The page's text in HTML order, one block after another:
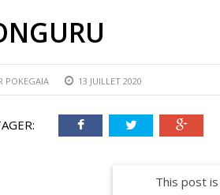
POKEGAIA 13 JUILLET 2020
This post